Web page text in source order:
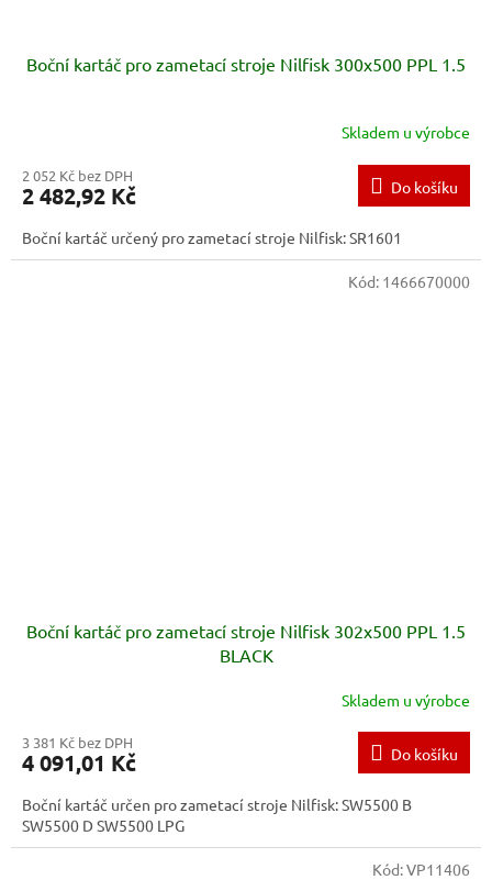
Boční kartáč pro zametací stroje Nilfisk 300x500 PPL 1.5
Skladem u výrobce
2 052 Kč bez DPH
2 482,92 Kč Do košíku
Boční kartáč určený pro zametací stroje Nilfisk: SR1601
Boční kartáč pro zametací stroje Nilfisk 302x500 PPL 1.5
BLACK
Skladem u výrobce
3 381 Kč bez DPH
4 091,01 Kč Do košíku
Boční kartáč určen pro zametací stroje Nilfisk: SW5500 B
SW5500 D SW5500 LPG
Kód: 1466670000
Kód:VP11406